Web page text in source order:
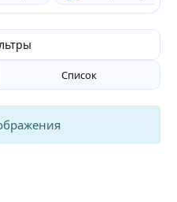
Список